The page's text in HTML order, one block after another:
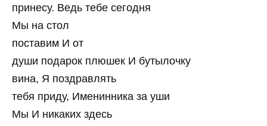
принесу. Ведь тебе сегодня
Мы на стол
поставим И от
души подарок плюшек И бутылочку
вина, Я поздравлять
тебя приду, Именинника за уши
Мы И никаких здесь